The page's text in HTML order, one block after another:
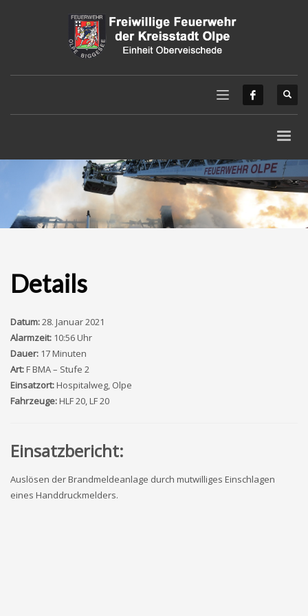
Details
Datum:28. Januar 2021
Alarmzeit: 10:56 Uhr
Dauer: 17 Minuten
Art:F BMA – Stufe 2
Einsatzort:Hospitalweg, Olpe
Fahrzeuge:HLF 20, LF 20
Einsatzbericht:
Auslösen der Brandmeldeanlage durch mutwilliges Einschlagen
eines Handdruckmelders.